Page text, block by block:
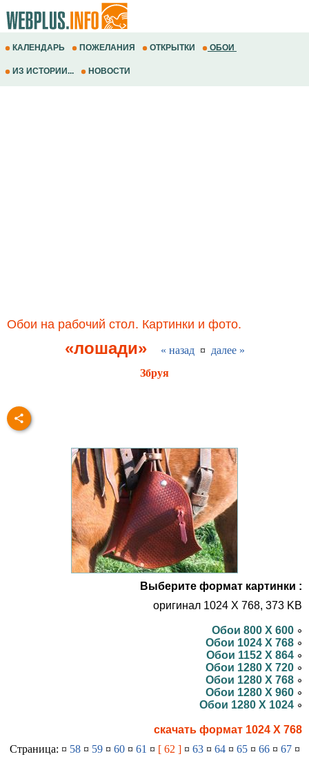
КАЛЕНДАРЬ ПОЖЕЛАНИЯ ОТКРЫТКИ ОБОИ
ИЗ ИСТОРИИ... НОВОСТИ
Обои на рабочий стол. Картинки и фото.
«лошади» « назад¤ далее »
Збруя
Выберите формат картинки :
оригинал 1024 X 768, 373 KB
Обои 800 X 600
Обои 1024 X 768
Обои 1152 X 864
Обои 1280 X 720
Обои 1280 X 768
Обои 1280 X 960
Обои 1280 X 1024
скачать формат 1024 X 768
Страница: ¤ 58¤ 59¤ 60¤ 61 ¤ [ 62 ]¤ 63¤ 64¤ 65¤ 66¤ 67¤